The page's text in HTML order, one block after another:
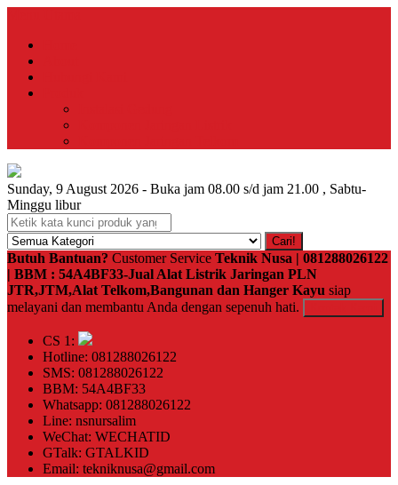
Sunday, 9 August 2026 - Buka jam 08.00 s/d jam 21.00 , Sabtu-
Minggu libur
Cari!
Butuh Bantuan? Customer Service Teknik Nusa | 081288026122
| BBM : 54A4BF33-Jual Alat Listrik Jaringan PLN
JTR,JTM,Alat Telkom,Bangunan dan Hanger Kayu siap
melayani dan membantu Anda dengan sepenuh hati.
CS 1:
Hotline: 081288026122
SMS: 081288026122
BBM: 54A4BF33
Whatsapp: 081288026122
Line: nsnursalim
WeChat: WECHATID
GTalk: GTALKID
Email: tekniknusa@gmail.com